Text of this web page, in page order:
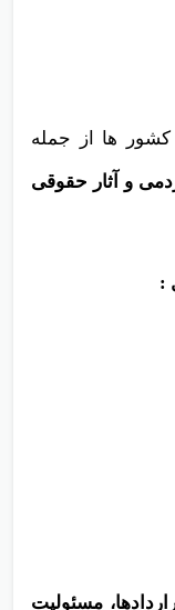
ها از جمله
و آثار حقوقی